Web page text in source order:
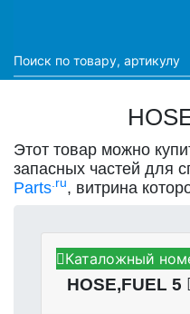
Этот товар можно
запасных частей для
Parts.ru, витрина
Kubota
HOSE,FUEL 5
Каталожный